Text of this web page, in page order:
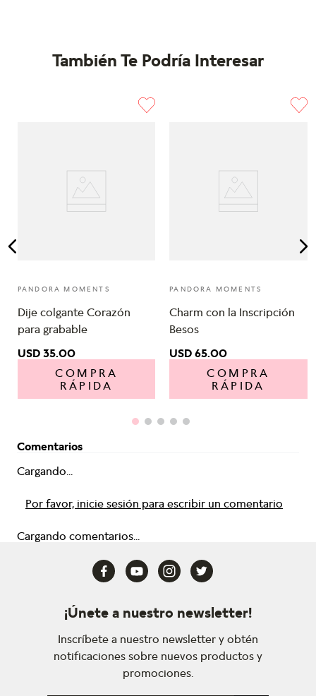
También Te Podría Interesar
PANDORA MOMENTS
Dije colgante Corazón
para grabable
USD 35.00
COMPRA
RÁPIDA
PANDORA MOMENTS
Charm con la Inscripción
Besos
USD 65.00
COMPRA
RÁPIDA
Comentarios
Cargando...
Por favor, inicie sesión para escribir un comentario
Cargando comentarios...
¡Únete a nuestro newsletter!
Inscríbete a nuestro newsletter y obtén
notificaciones sobre nuevos productos y
promociones.